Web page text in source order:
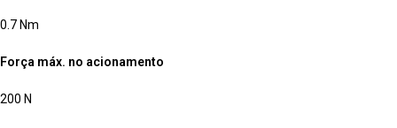
0.7 Nm
Força máx. no acionamento
200 N